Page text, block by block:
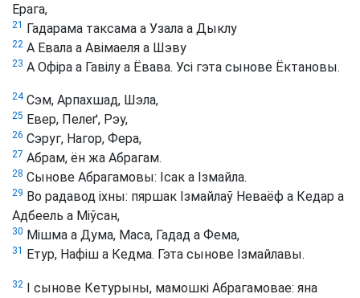
Ерага,
21 Гадарама таксама а Узала а Дыклу
22 А Евала а Авімаеля а Шэву
23 А Офіра а Гавілу а Ёвава. Усі гэта сынове Ёктановы.
24Сэм, Арпахшад, Шэла,
25 Евер, Пелеґ, Рэу,
26 Сэруг, Нагор, Фера,
27 Абрам, ён жа Абрагам.
28 Сынове Абрагамовы: Ісак а Ізмайла.
29 Во радавод іхны: пяршак Ізмайлаў Неваёф а Кедар а
Адбеель а Міўсан,
30 Мішма а Дума, Маса, Гадад а Фема,
31 Етур, Нафіш а Кедма. Гэта сынове Ізмайлавы.
32 І сынове Кетурыны, мамошкі Абрагамовае: яна